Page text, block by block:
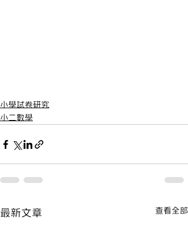
小學試卷研究
小二數學
最新文章 查看全部